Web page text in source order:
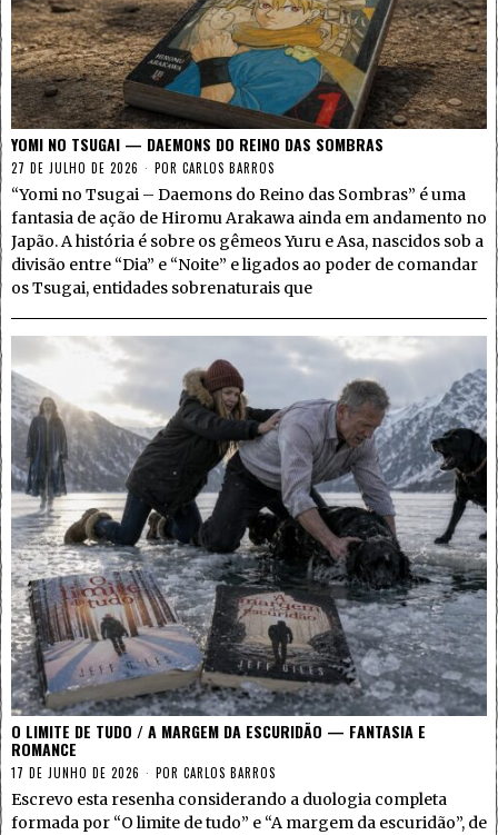
YOMI NO TSUGAI — DAEMONS DO REINO DAS SOMBRAS
27 DE JULHO DE 2026 POR CARLOS BARROS
“Yomi no Tsugai – Daemons do Reino das Sombras” é uma
fantasia de ação de Hiromu Arakawa ainda em andamento no
Japão. A história é sobre os gêmeos Yuru e Asa, nascidos sob a
divisão entre “Dia” e “Noite” e ligados ao poder de comandar
os Tsugai, entidades sobrenaturais que
O LIMITE DE TUDO / A MARGEM DA ESCURIDÃO — FANTASIA E
ROMANCE
17 DE JUNHO DE 2026 POR CARLOS BARROS
Escrevo esta resenha considerando a duologia completa
formada por “O limite de tudo” e “A margem da escuridão”, de